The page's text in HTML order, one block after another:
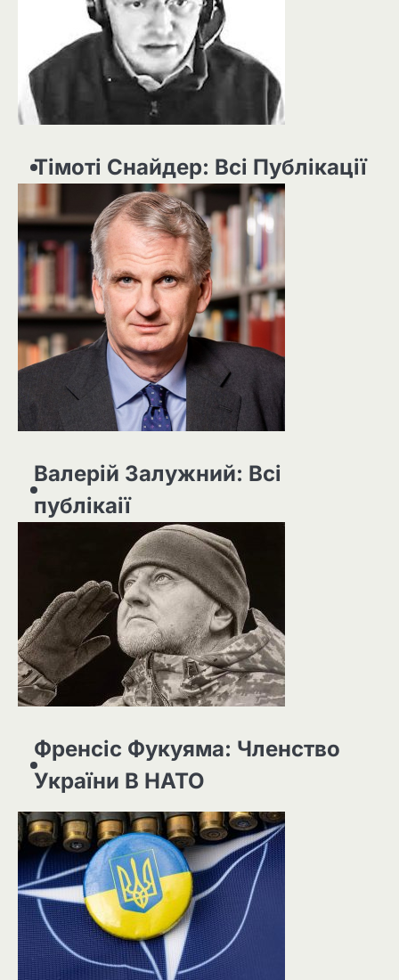
Тімоті Снайдер: Всі Публікації
Валерій Залужний: Всі
публікаії
Френсіс Фукуяма: Членство
України В НАТО